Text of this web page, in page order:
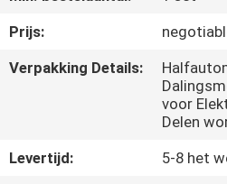
ONS
VERZOEK
Prijs:
Verpakking Details:
voor
Delen
Levertijd:
5-8 het